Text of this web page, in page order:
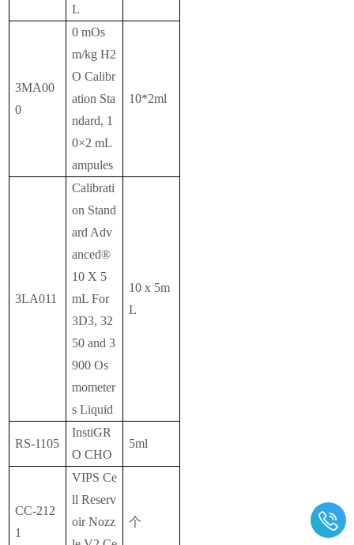
L
3MA00
0
0 mOs
m/kg H2
O Calibr
ation Sta
ndard, 1
0×2 mL
ampules
10*2ml
3LA011
Calibrati
on Stand
ard Adv
anced®
10 X 5
mL For
3D3, 32
50 and 3
900 Os
mometer
s Liquid
10 x 5m
L
RS-1105
InstiGR
O CHO
5ml
CC-212
1
VIPS Ce
ll Reserv
oir Nozz
个